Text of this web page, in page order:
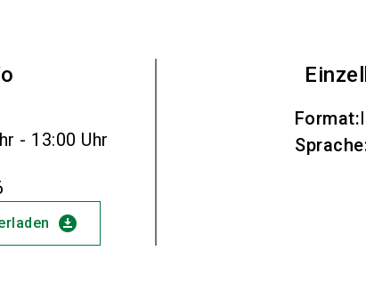
- 13:00 Uhr
download_for_offline
Format:
Sprache